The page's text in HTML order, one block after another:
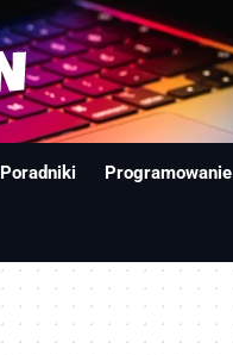
Poradniki Programowanie